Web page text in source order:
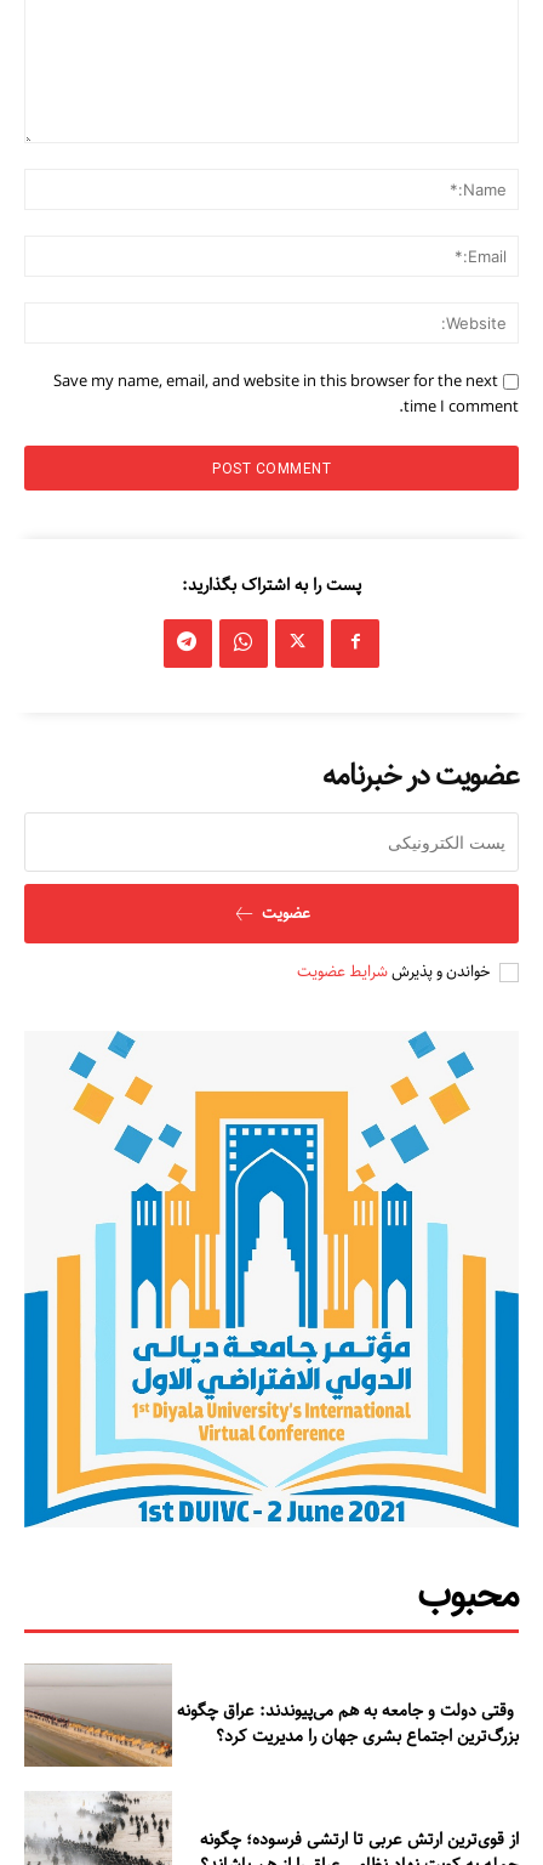
تماس با ما
Save my name, email, and website in this browser for the next
time I comment.
پست را به اشتراک بگذارید:
عضویت در خبرنامه
عضویت
خواندن و پذیرششرایط عضویت
محبوب
وقتی دولت و جامعه به هم می‌پیوندند: عراق چگونه
بزرگ‌ترین اجتماع بشری جهان را مدیریت کرد؟
از قوی‌ترین ارتش عربی تا ارتشی فرسوده؛ چگونه